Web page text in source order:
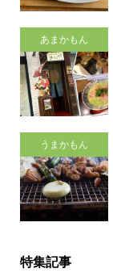
あまかもん
うまかもん
特集記事